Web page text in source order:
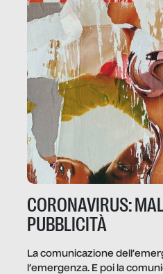
CORONAVIRUS:
PUBBLICITÀ
La comunicazione
l’emergenza. E poi la